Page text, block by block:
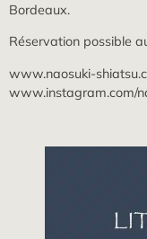
Bordeaux.
Réservation possible
www.naosuki-
www.instagram.com/